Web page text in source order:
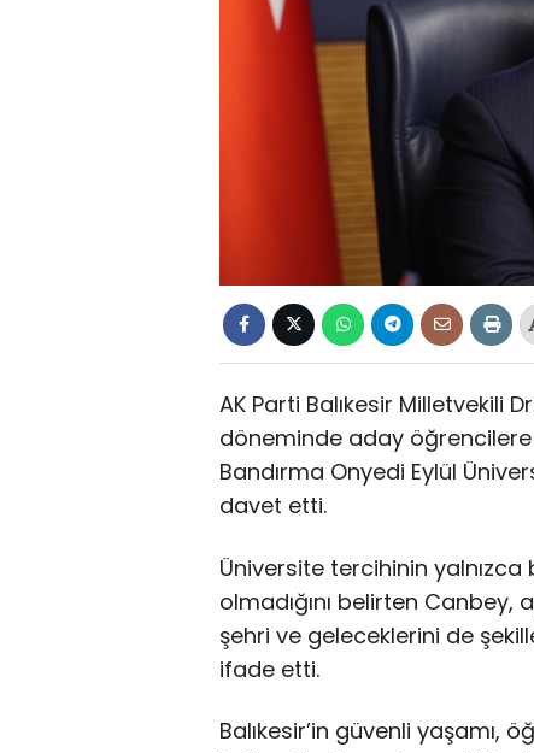
AK Parti Balıkesir Milletvekili
döneminde aday öğrencilere
Bandırma Onyedi Eylül
davet etti.
Üniversite tercihinin
olmadığını belirten
şehri ve geleceklerini de
ifade etti.
Balıkesir’in güvenli yaşamı,